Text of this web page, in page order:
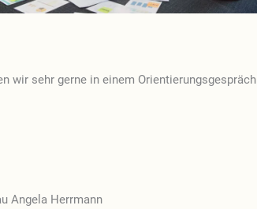
wir sehr gerne in einem Orientierungsgespräch
Angela Herrmann